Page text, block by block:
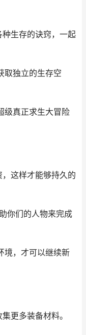
种生存的诀窍，一起
取独立的生存空
级真正求生大冒险
这样才能够持久的
你们的人物来完成
境，才可以继续新
更多装备材料。